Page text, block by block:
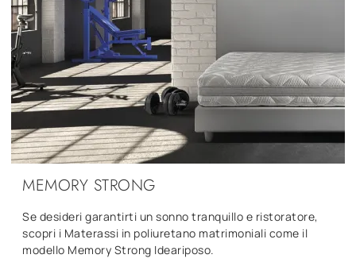
MEMORY STRONG
Se desideri garantirti un sonno tranquillo e ristoratore,
scopri i Materassi in poliuretano matrimoniali come il
modello Memory Strong Ideariposo.